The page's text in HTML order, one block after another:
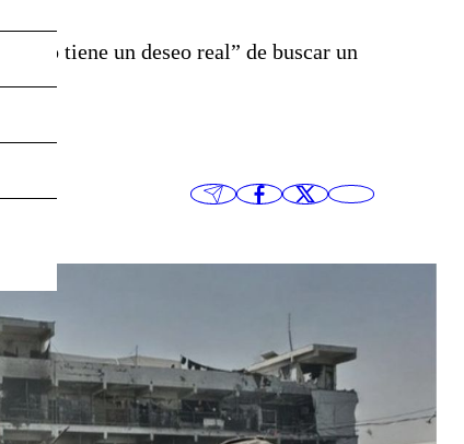
“no tiene un deseo real” de buscar un